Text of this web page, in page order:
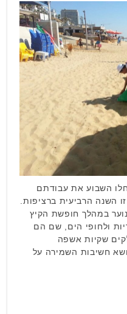
בני נוער בגילאי 16-18 החלו השבוע את עבודתם
השנה הרביעית ברציפות.
במהלך חופשת הקיץ
ולחופי הים, שם הם
שקיות אשפה
חשיבות השמירה על